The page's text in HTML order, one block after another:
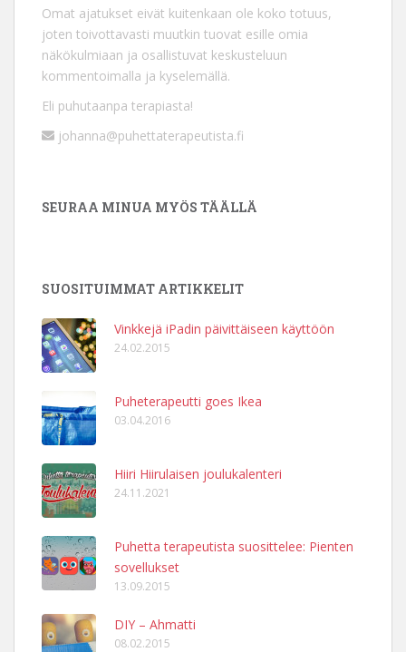
Omat ajatukset eivät kuitenkaan ole koko totuus,
joten toivottavasti muutkin tuovat esille omia
näkökulmiaan ja osallistuvat keskusteluun
kommentoimalla ja kyselemällä.
Eli puhutaanpa terapiasta!
johanna@puhettaterapeutista.fi
SEURAA MINUA MYÖS TÄÄLLÄ
SUOSITUIMMAT ARTIKKELIT
Vinkkejä iPadin päivittäiseen käyttöön
24.02.2015
Puheterapeutti goes Ikea
03.04.2016
Hiiri Hiirulaisen joulukalenteri
24.11.2021
Puhetta terapeutista suosittelee: Pienten
sovellukset
13.09.2015
DIY – Ahmatti
08.02.2015